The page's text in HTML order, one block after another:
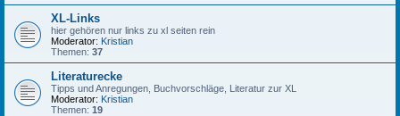
XL-Links
hier gehören nur links zu xl seiten rein
Moderator: Kristian
Themen: 37
Literaturecke
Tipps und Anregungen, Buchvorschläge, Literatur zur XL
Moderator: Kristian
Themen: 19